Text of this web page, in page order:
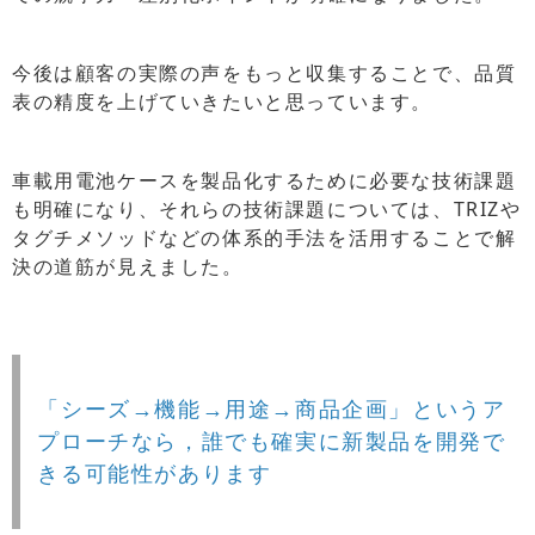
今後は顧客の実際の声をもっと収集することで、品質
表の精度を上げていきたいと思っています。
車載用電池ケースを製品化するために必要な技術課題
も明確になり、それらの技術課題については、TRIZや
タグチメソッドなどの体系的手法を活用することで解
決の道筋が見えました。
「シーズ→機能→用途→商品企画」というア
プローチなら，誰でも確実に新製品を開発で
きる可能性があります